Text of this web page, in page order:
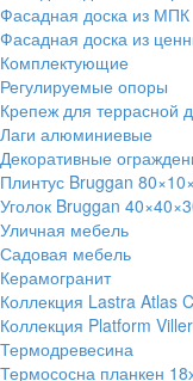
Фасадная доска из МПК
Фасадная доска из
Комплектующие
Регулируемые опоры
Крепеж для террасной
Лаги алюминиевые
Декоративные
Плинтус Bruggan
Уголок Bruggan
Уличная мебель
Садовая мебель
Керамогранит
Коллекция Lastra Atlas
Коллекция Platform
Термодревесина
Термососна планкен